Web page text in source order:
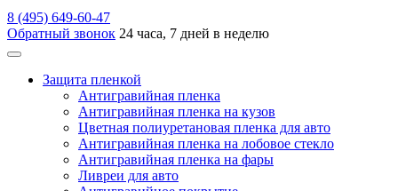
8 (495) 649-60-47
Обратный звонок 24 часа, 7 дней в неделю
Защита пленкой
Антигравийная пленка
Антигравийная пленка на кузов
Цветная полиуретановая пленка для авто
Антигравийная пленка на лобовое стекло
Антигравийная пленка на фары
Ливреи для авто